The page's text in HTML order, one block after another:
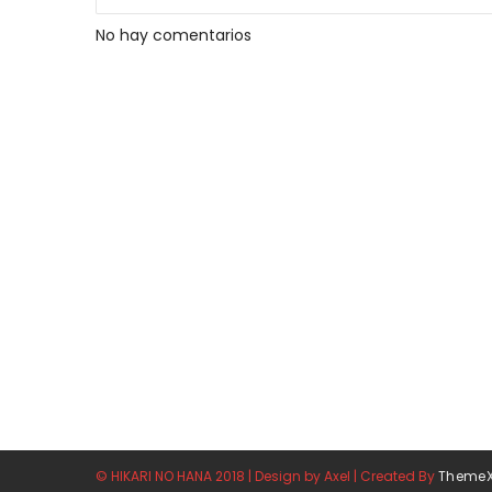
No hay comentarios
© HIKARI NO HANA 2018 | Design by Axel | Created By